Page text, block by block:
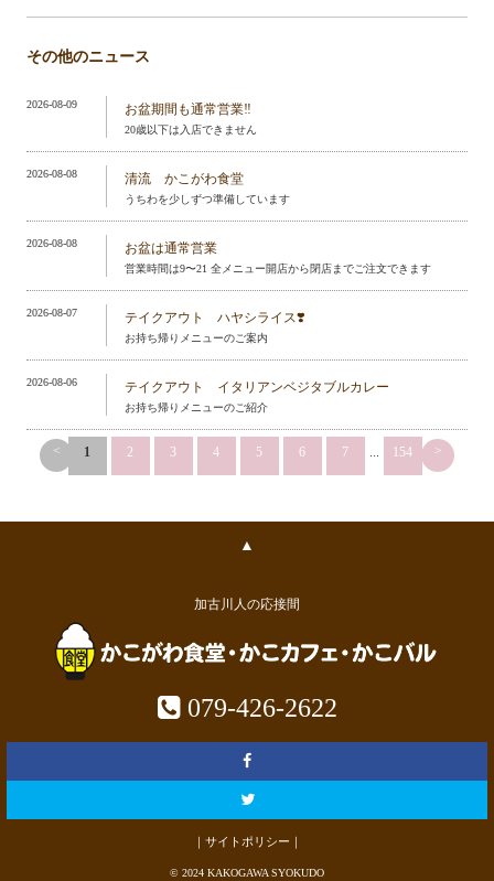
その他のニュース
2026-08-09 お盆期間も通常営業‼️
20歳以下は入店できません
2026-08-08 清流 かこがわ食堂
うちわを少しずつ準備しています
2026-08-08 お盆は通常営業
営業時間は9〜21 全メニュー開店から閉店までご注文できます
2026-08-07 テイクアウト ハヤシライス❣️
お持ち帰りメニューのご案内
2026-08-06 テイクアウト イタリアンベジタブルカレー
お持ち帰りメニューのご紹介
< 1 2 3 4 5 6 7 ... 154 >
▲
加古川人の応接間
079-426-2622
｜サイトポリシー｜
© 2024 KAKOGAWA SYOKUDO